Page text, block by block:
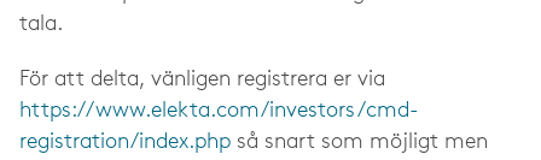
tala.
För att delta, vänligen registrera er via
https://www.elekta.com/investors/cmd-
registration/index.php så snart som möjligt men